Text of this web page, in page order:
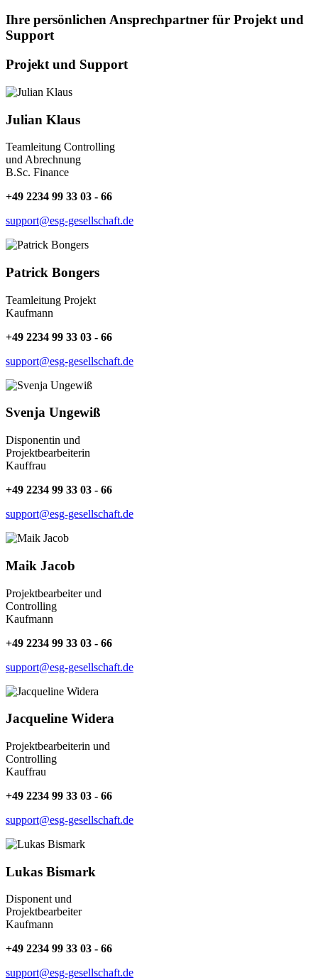
Ihre persönlichen Ansprechpartner für Projekt und
Support
Projekt und Support
Julian Klaus
Teamleitung Controlling
und Abrechnung
B.Sc. Finance
+49 2234 99 33 03 - 66
support@esg-gesellschaft.de
Patrick Bongers
Teamleitung Projekt
Kaufmann
+49 2234 99 33 03 - 66
support@esg-gesellschaft.de
Svenja Ungewiß
Disponentin und
Projektbearbeiterin
Kauffrau
+49 2234 99 33 03 - 66
support@esg-gesellschaft.de
Maik Jacob
Projektbearbeiter und
Controlling
Kaufmann
+49 2234 99 33 03 - 66
support@esg-gesellschaft.de
Jacqueline Widera
Projektbearbeiterin und
Controlling
Kauffrau
+49 2234 99 33 03 - 66
support@esg-gesellschaft.de
Lukas Bismark
Disponent und
Projektbearbeiter
Kaufmann
+49 2234 99 33 03 - 66
support@esg-gesellschaft.de